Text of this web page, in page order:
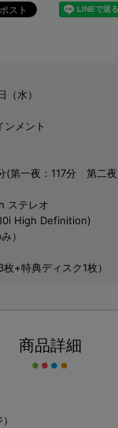
水）
メント
(第一夜：117分 第二
ステレオ
High Definition)
）
+特典ディスク1枚）
商品詳細